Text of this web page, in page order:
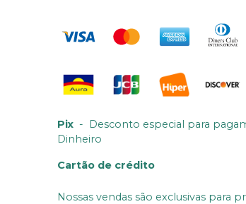
Pix - Desconto especial para
Dinheiro
Cartão de crédito
Nossas vendas são exclusivas para